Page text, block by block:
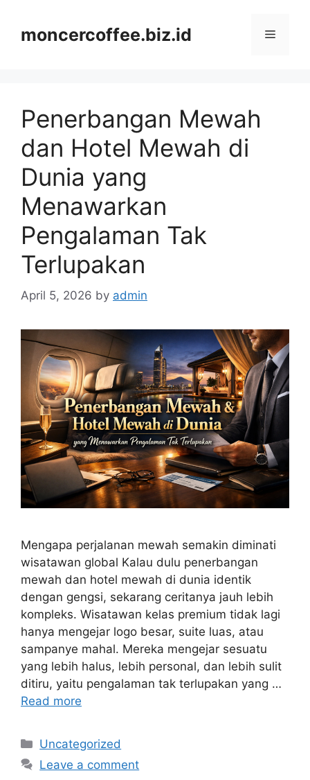
contentmoncercoffee.biz.id Menu
Penerbangan Mewah
dan Hotel Mewah di
Dunia yang
Menawarkan
Pengalaman Tak
Terlupakan
April 5, 2026 by admin
Mengapa perjalanan mewah semakin diminati
wisatawan global Kalau dulu penerbangan
mewah dan hotel mewah di dunia identik
dengan gengsi, sekarang ceritanya jauh lebih
kompleks. Wisatawan kelas premium tidak lagi
hanya mengejar logo besar, suite luas, atau
sampanye mahal. Mereka mengejar sesuatu
yang lebih halus, lebih personal, dan lebih sulit
ditiru, yaitu pengalaman tak terlupakan yang …
Read more
Categories
Uncategorized
Leave a comment